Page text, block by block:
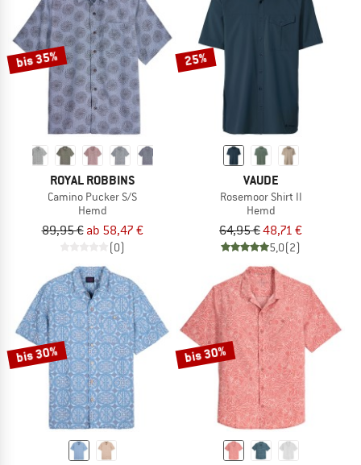
bis 35%
ROYAL ROBBINS
Camino Pucker S/S
Hemd
89,95 € ab 58,47 €
(0)
25%
VAUDE
Rosemoor Shirt II
Hemd
64,95 €48,71 €
5,0(2)
bis 30% bis 30%